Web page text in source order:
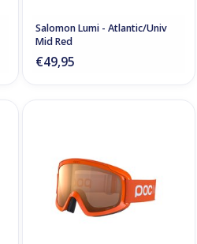
Salomon Lumi - Atlantic/Univ
Mid Red
€49,95